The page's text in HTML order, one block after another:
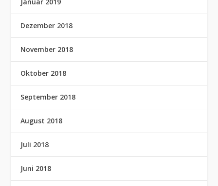
Dezember 2018
November 2018
Oktober 2018
September 2018
August 2018
Juli 2018
Juni 2018